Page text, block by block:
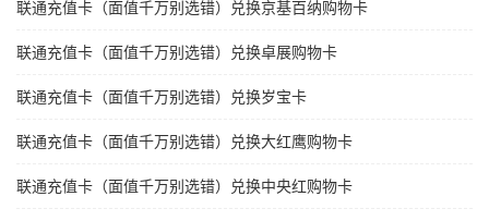
联通充值卡（面值千万别选错）兑换京基百纳购物卡
联通充值卡（面值千万别选错）兑换卓展购物卡
联通充值卡（面值千万别选错）兑换岁宝卡
联通充值卡（面值千万别选错）兑换大红鹰购物卡
联通充值卡（面值千万别选错）兑换中央红购物卡